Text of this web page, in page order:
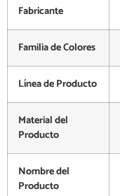
Fabricante
Familia de Colores
Línea de Producto
Material del
Producto
Nombre del
Producto